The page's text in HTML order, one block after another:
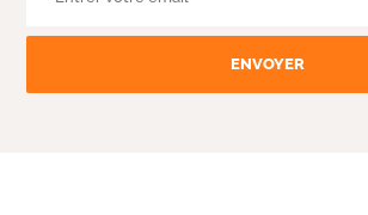
ENVOYER